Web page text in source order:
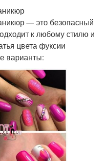
— это безопасный
к любому стилю и
цвета фуксии
варианты: